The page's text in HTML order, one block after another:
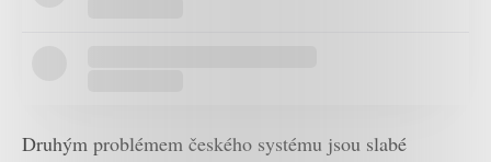
Druhým problémem českého systému jsou slabé